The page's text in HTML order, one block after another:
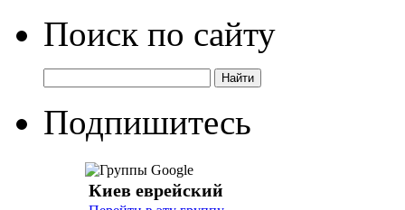
Поиск по сайту
Подпишитесь
Киев еврейский